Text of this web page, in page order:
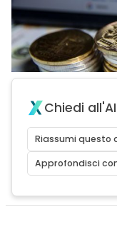
Chiedi all'AI
Riassumi questo
Approfondisci